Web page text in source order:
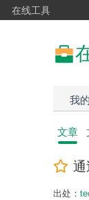
在线工具
我的
文章
通
出处：